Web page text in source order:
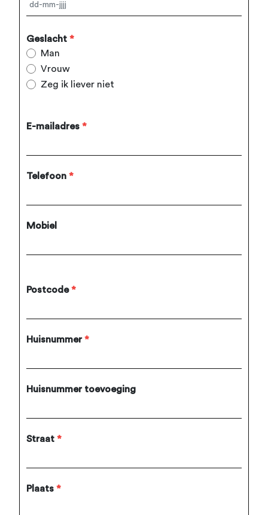
Geslacht *
Man
Vrouw
Zeg ik liever niet
E-mailadres *
Telefoon *
Mobiel
Postcode *
Huisnummer *
Huisnummer toevoeging
Straat *
Plaats *